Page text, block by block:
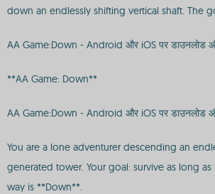
down an endlessly shifting vertical shaft. The
AA Game:Down - Android और iOS पर डाउनलोड
**AA Game: Down**
AA Game:Down - Android और iOS पर डाउनलोड
You are a lone adventurer descending an
generated tower. Your goal: survive as long
way is **Down**.